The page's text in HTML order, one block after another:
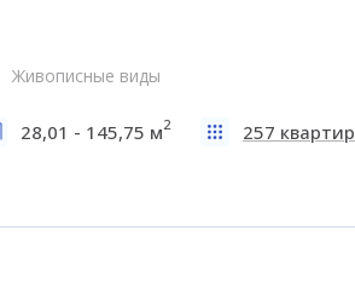
Живописные виды
28,01 - 145,75 м2 257 квартир